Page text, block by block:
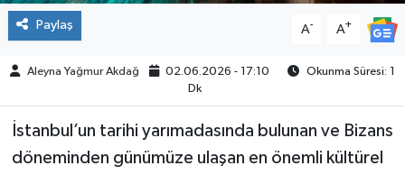
Paylaş A- A+
Aleyna Yağmur Akdağ 02.06.2026 - 17:10
Okunma Süresi: 1
Dk
İstanbul’un tarihi yarımadasında bulunan ve Bizans
döneminden günümüze ulaşan en önemli kültürel